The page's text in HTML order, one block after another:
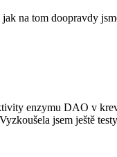
na tom doopravdy
enzymu DAO v
jsem ještě